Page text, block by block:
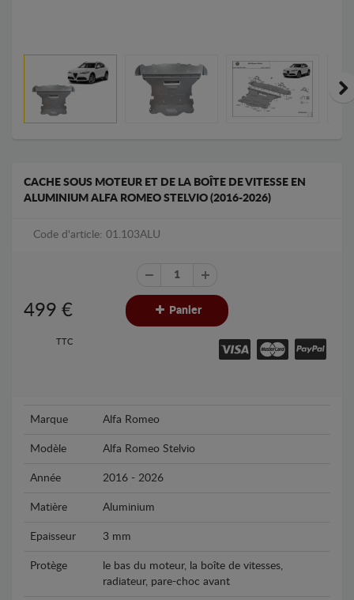
CACHE SOUS MOTEUR ET DE LA BOÎTE DE VITESSE EN
ALUMINIUM ALFA ROMEO STELVIO (2016-2026)
Code d'article: 01.103ALU
499 €
TTC
Panier
Marque Alfa Romeo
Modèle Alfa Romeo Stelvio
Année 2016 - 2026
Matière Aluminium
Epaisseur 3 mm
Protège
le bas du moteur, la boîte de vitesses,
radiateur, pare-choc avant